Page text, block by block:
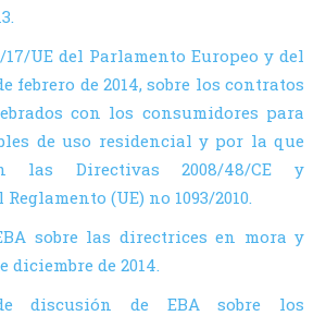
UE del Parlamento Europeo y del
febrero de 2014, sobre los contratos
con los consumidores para
de uso residencial y por la que
las Directivas 2008/48/CE y
Reglamento (UE) no 1093/2010.
sobre las directrices en mora y
diciembre de 2014.
discusión de EBA sobre los